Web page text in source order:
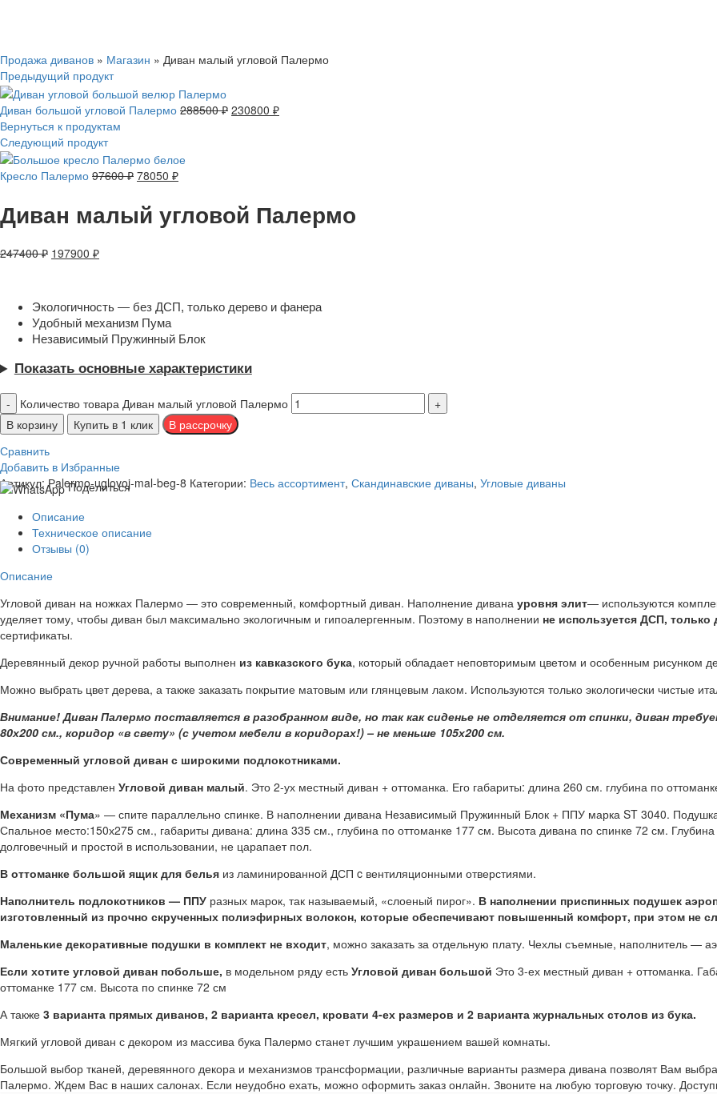
Продажа диванов » Магазин » Диван малый угловой Палермо
Предыдущий продукт
Диван большой угловой Палермо 288500₽ 230800 ₽
Вернуться к продуктам
Следующий продукт
Кресло Палермо 97600₽ 78050 ₽
Диван малый угловой Палермо
247400₽ 197900 ₽
Экологичность — без ДСП, только дерево и фанера
Удобный механизм Пума
Независимый Пружинный Блок
Показать основные характеристики
Количество товара Диван малый угловой Палермо
В корзину
Купить в 1 клик
Сравнить
Добавить в Избранные
Артикул:Рalermo-uglovoj-mal-beg-8 Категории: Весь ассортимент, Скандинавские диваны, Угловые диваны
Поделиться
Описание
Техническое описание
Отзывы (0)
Описание
Угловой диван на ножках Палермо — это современный, комфортный диван. Наполнение дивана уровня элит— используются
уделяет тому, чтобы диван был максимально экологичным и гипоалергенным. Поэтому в наполнении не используется ДСП,
сертификаты.
Деревянный декор ручной работы выполнен из кавказского бука, который обладает неповторимым цветом и особенным рисунком
Можно выбрать цвет дерева, а также заказать покрытие матовым или глянцевым лаком. Используются только экологически чистые
Внимание! Диван Палермо поставляется в разобранном виде, но так как сиденье не отделяется от спинки, диван
80х200 см., коридор «в свету» (с учетом мебели в коридорах!) – не меньше 105х200 см.
Современный угловой диван с широкими подлокотниками.
На фото представлен Угловой диван малый. Это 2-ух местный диван + оттоманка. Его габариты: длина 260 см. глубина по
Механизм «Пума» — спите параллельно спинке. В наполнении дивана Независимый Пружинный Блок + ППУ марка ST 3040.
Спальное место:150х275 см., габариты дивана: длина 335 см., глубина по оттоманке 177 см. Высота дивана по спинке 72 см.
долговечный и простой в использовании, не царапает пол.
В оттоманке большой ящик для белья из ламинированной ДСП c вентиляционными отверстиями.
Наполнитель подлокотников — ППУ разных марок, так называемый, «слоеный пирог». В наполнении приспинных подушек
изготовленный из прочно скрученных полиэфирных волокон, которые обеспечивают повышенный комфорт, при этом не
Маленькие декоративные подушки в комплект не входит, можно заказать за отдельную плату. Чехлы съемные, наполнитель —
Если хотите угловой диван побольше, в модельном ряду есть Угловой диван большой Это 3-ех местный диван + оттоманка.
оттоманке 177 см. Высота по спинке 72 см
А также 3 варианта прямых диванов, 2 варианта кресел, кровати 4-ех размеров и 2 варианта журнальных столов из бука.
Мягкий угловой диван с декором из массива бука Палермо станет лучшим украшением вашей комнаты.
Большой выбор тканей, деревянного декора и механизмов трансформации, различные варианты размера дивана позволят Вам
Палермо. Ждем Вас в наших салонах. Если неудобно ехать, можно оформить заказ онлайн. Звоните на любую торговую точку.